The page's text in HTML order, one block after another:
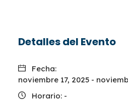
Detalles del Evento
Fecha:
noviembre 17, 2025 -
Horario: -